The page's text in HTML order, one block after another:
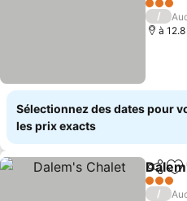
3 Étoiles
/
à
Sélectionnez des dates pour
les prix exacts
3 Étoiles
/